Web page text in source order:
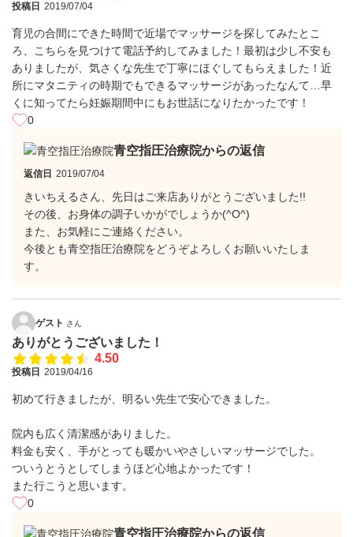
投稿日 2019/07/04
育児の合間にできた時間で近場でマッサージを探してみたとこ
ろ、こちらを見つけて電話予約してみました！最初は少し不安も
ありましたが、気さくな先生で丁寧にほぐしてもらえました！近
所にマタニティの時期でもできるマッサージがあったなんて…早
くに知ってたら妊娠期間中にもお世話になりたかったです！
0
青空指圧治療院からの返信
返信日 2019/07/04
きいちえるさん、先日はご来店ありがとうございました!!
その後、お身体の調子いかがでしょうか(^O^)
また、お気軽にご連絡ください。
今後とも青空指圧治療院をどうぞよろしくお願いいたしま
す。
ゲスト さん
ありがとうございました！
4.50
投稿日 2019/04/16
初めて行きましたが、明るい先生で安心できました。
院内も広く清潔感がありました。
料金も安く、手がとっても暖かいやさしいマッサージでした。
ついうとうとしてしまうほど心地よかったです！
また行こうと思います。
0
青空指圧治療院からの返信